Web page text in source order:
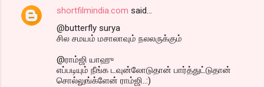
shortfilmindia.com said…
@butterfly surya
சில சமயம் மசாலாவும் நலலருக்கும்
@ராம்ஜி யாஹு
எப்படியும் நீங்க டவுன்லோடுதான் பார்த்துட்டுதான்
சொல்லுங்க்ளேன் ராம்ஜி..:)